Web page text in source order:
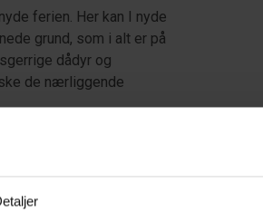
ferien. Her kan I nyde
grund, som i alt er på
dådyr og
de nærliggende
hvor I kan finde alt fra
den bilvenlige strand i
I bl.a. finder gode